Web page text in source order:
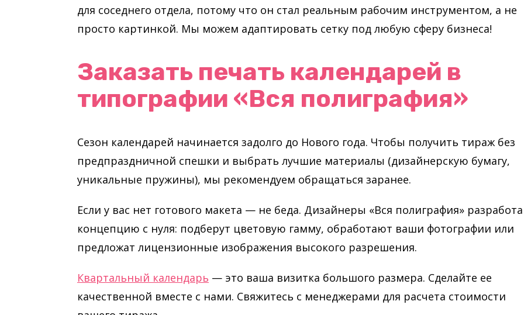
для соседнего отдела, потому что он стал реальным рабочим инструментом, а не
просто картинкой. Мы можем адаптировать сетку под любую сферу бизнеса!
Заказать печать календарей в
типографии «Вся полиграфия»
Сезон календарей начинается задолго до Нового года. Чтобы получить тираж без
предпраздничной спешки и выбрать лучшие материалы (дизайнерскую бумагу,
уникальные пружины), мы рекомендуем обращаться заранее.
Если у вас нет готового макета — не беда. Дизайнеры «Вся полиграфия»
концепцию с нуля: подберут цветовую гамму, обработают ваши фотографии или
предложат лицензионные изображения высокого разрешения.
Квартальный календарь — это ваша визитка большого размера. Сделайте ее
качественной вместе с нами. Свяжитесь с менеджерами для расчета стоимости